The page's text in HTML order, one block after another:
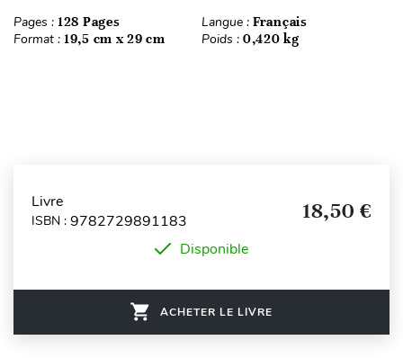
Pages : 128 Pages Langue : Français
Format : 19,5 cm x 29 cm Poids : 0,420 kg
Livre
ISBN : 9782729891183 18,50 €
Disponible
ACHETER LE LIVRE